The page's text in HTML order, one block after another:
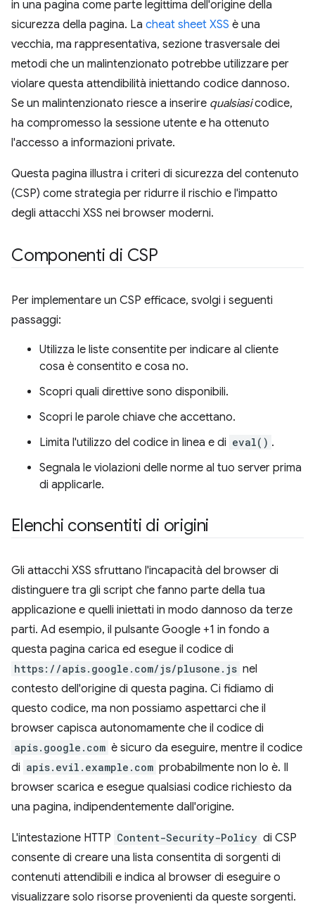
in una pagina come parte legittima dell'origine della
sicurezza della pagina. La cheat sheet XSS è una
vecchia, ma rappresentativa, sezione trasversale dei
metodi che un malintenzionato potrebbe utilizzare per
violare questa attendibilità iniettando codice dannoso.
Se un malintenzionato riesce a inserire qualsiasicodice,
ha compromesso la sessione utente e ha ottenuto
l'accesso a informazioni private.
Questa pagina illustra i criteri di sicurezza del contenuto
(CSP) come strategia per ridurre il rischio e l'impatto
degli attacchi XSS nei browser moderni.
Componenti di CSP
Per implementare un CSP efficace, svolgi i seguenti
passaggi:
Utilizza le liste consentite per indicare al cliente
cosa è consentito e cosa no.
Scopri quali direttive sono disponibili.
Scopri le parole chiave che accettano.
Limita l'utilizzo del codice in linea e di eval() .
Segnala le violazioni delle norme al tuo server prima
di applicarle.
Elenchi consentiti di origini
Gli attacchi XSS sfruttano l'incapacità del browser di
distinguere tra gli script che fanno parte della tua
applicazione e quelli iniettati in modo dannoso da terze
parti. Ad esempio, il pulsante Google +1 in fondo a
questa pagina carica ed esegue il codice di
https://apis.google.com/js/plusone.js nel
contesto dell'origine di questa pagina. Ci fidiamo di
questo codice, ma non possiamo aspettarci che il
browser capisca autonomamente che il codice di
apis.google.com è sicuro da eseguire, mentre il codice
di apis.evil.example.com probabilmente non lo è. Il
browser scarica e esegue qualsiasi codice richiesto da
una pagina, indipendentemente dall'origine.
L'intestazione HTTP Content-Security-Policy di CSP
consente di creare una lista consentita di sorgenti di
contenuti attendibili e indica al browser di eseguire o
visualizzare solo risorse provenienti da queste sorgenti.